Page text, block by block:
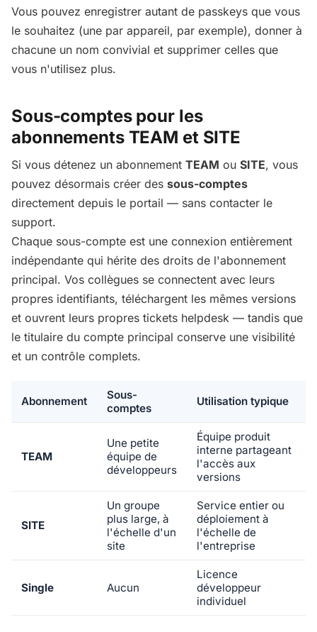
Vous pouvez enregistrer autant de passkeys que vous
le souhaitez (une par appareil, par exemple), donner à
chacune un nom convivial et supprimer celles que
vous n'utilisez plus.
Sous-comptes pour les
abonnements TEAM et SITE
Si vous détenez un abonnement TEAM ou SITE, vous
pouvez désormais créer des sous-comptes
directement depuis le portail — sans contacter le
support.
Chaque sous-compte est une connexion entièrement
indépendante qui hérite des droits de l'abonnement
principal. Vos collègues se connectent avec leurs
propres identifiants, téléchargent les mêmes versions
et ouvrent leurs propres tickets helpdesk — tandis que
le titulaire du compte principal conserve une visibilité
et un contrôle complets.
Abonnement
Sous-
comptes
Utilisation typique
TEAM
Une petite
équipe de
développeurs
Équipe produit
interne partageant
l'accès aux
versions
SITE
Un groupe
plus large, à
l'échelle d'un
site
Service entier ou
déploiement à
l'échelle de
l'entreprise
Single Aucun
Licence
développeur
individuel